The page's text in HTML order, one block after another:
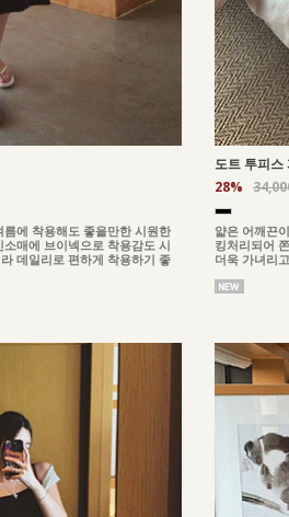
에 착용해도 좋을만한 시원한
매에 브이넥으로 착용감도 시
데일리로 편하게 착용하기 좋
도트 투피스
28%
얇은 어깨끈
킹처리되어
더욱 가녀리